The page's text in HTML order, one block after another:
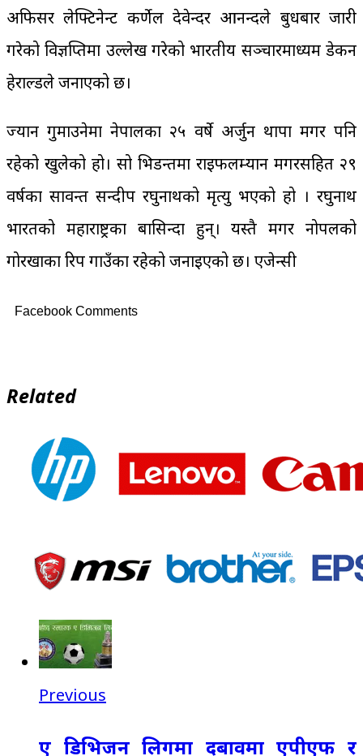
अफिसर लेफ्टिनेन्ट कर्णेल देवेन्दर आनन्दले बुधबार जारी
गरेको विज्ञप्तिमा उल्लेख गरेको भारतीय सञ्चारमाध्यम डेकन
हेराल्डले जनाएको छ।
ज्यान गुमाउनेमा नेपालका २५ वर्षे अर्जुन थापा मगर पनि
रहेको खुलेको हो। सो भिडन्तमा राइफलम्यान मगरसहित २९
वर्षका सावन्त सन्दीप रघुनाथको मृत्यु भएको हो । रघुनाथ
भारतको महाराष्ट्रका बासिन्दा हुन्। यस्तै मगर नोपलको
गोरखाका रिप गाउँका रहेको जनाइएको छ। एजेन्सी
Facebook Comments
Related
Previous
ए डिभिजन लिगमा दबावमा एपीएफ र